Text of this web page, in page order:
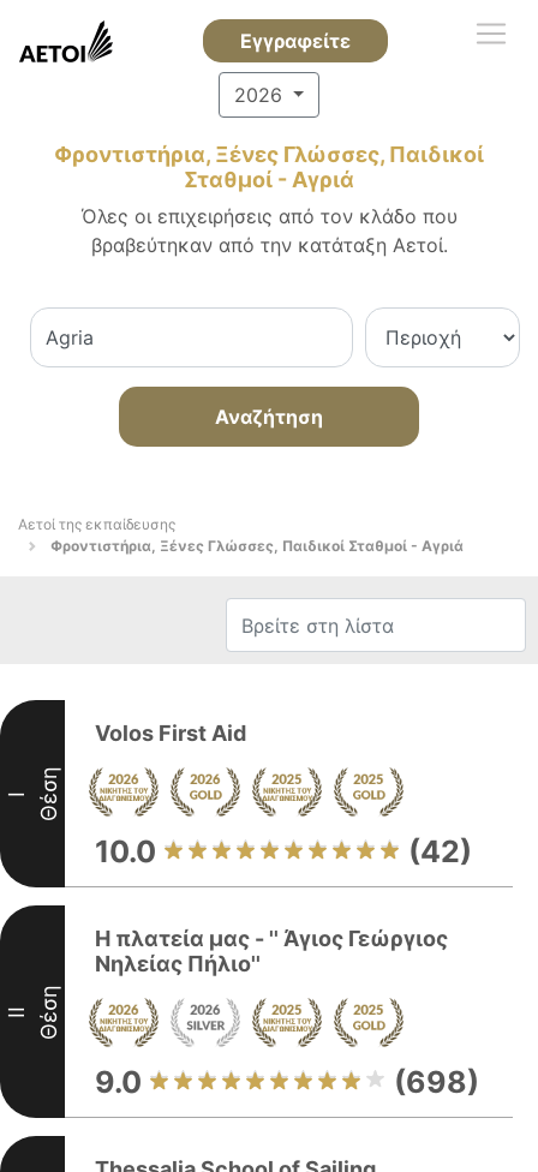
Εγγραφείτε
2026
Φροντιστήρια, Ξένες Γλώσσες, Παιδικοί
Σταθμοί - Αγριά
Όλες οι επιχειρήσεις από τον κλάδο που
βραβεύτηκαν από την κατάταξη Αετοί.
Αναζήτηση
Αετοί της εκπαίδευσης
Φροντιστήρια, Ξένες Γλώσσες, Παιδικοί Σταθμοί - Αγριά
I Θέση
Volos First Aid
10.0 (42)
II Θέση
Η πλατεία μας - '' Άγιος Γεώργιος
Νηλείας Πήλιο''
9.0 (698)